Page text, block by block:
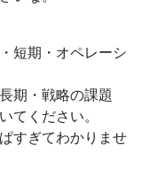
短期・オペレーシ
期・戦略の課題
てください。
すぎてわかりませ